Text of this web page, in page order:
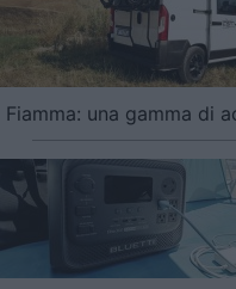
Fiamma: una gamma di